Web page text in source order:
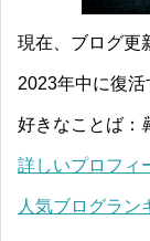
現在、ブログ更
2023年中に復活
好きなことば：
詳しいプロフィ
人気ブログラン